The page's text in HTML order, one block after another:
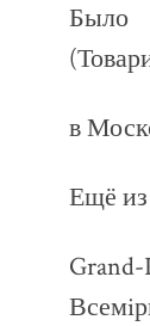
Было
в
Ещё из